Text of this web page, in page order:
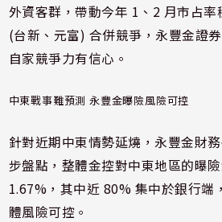
外資客群，帶動今年 1、2 月市占
(台新、元富) 合併競爭，永豐金證
自家競爭力有信心。
中東戰事難預測 永豐金曝險風險可控
針對近期中東情勢延燒，永豐金財
步盤點，整體金控對中東地區的曝
1.67%，其中近 80% 集中於銀行端
體風險可控。